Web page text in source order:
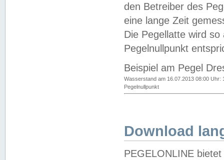
den Betreiber des
eine lange Zeit
Die Pegellatte wird
Pegelnullpunkt
Beispiel am Pegel
Wasserstand am 16.07.2013 08:00 Uhr:
Pegelnullpunkt
Download
PEGELONLINE